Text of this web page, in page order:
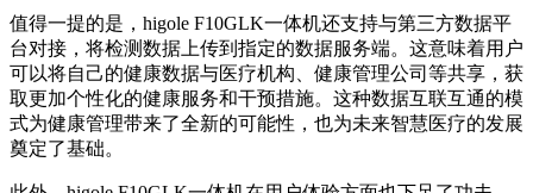
值得一提的是，higole F10GLK一体机还支持与第三方数据平
台对接，将检测数据上传到指定的数据服务端。这意味着用户
可以将自己的健康数据与医疗机构、健康管理公司等共享，获
取更加个性化的健康服务和干预措施。这种数据互联互通的模
式为健康管理带来了全新的可能性，也为未来智慧医疗的发展
奠定了基础。